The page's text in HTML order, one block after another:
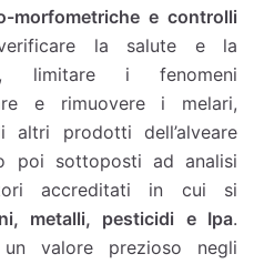
morfometriche e controlli
la salute e la
limitare i fenomeni
e rimuovere i melari,
prodotti dell’alveare
poi sottoposti ad analisi
accreditati in cui si
metalli, pesticidi e Ipa.
valore prezioso negli